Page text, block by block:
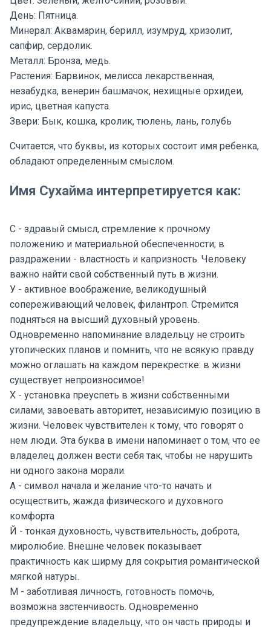
День: Пятница.
Минерал: Аквамарин, берилл, изумруд, хризолит,
сапфир, сердолик.
Металл: Бронза, медь.
Растения: Барвинок, мелисса лекарственная,
незабудка, венерин башмачок, нехищные орхидеи,
ирис, цветная капуста.
Звери: Бык, кошка, кролик, тюлень, лань, голубь
Считается, что буквы, из которых состоит имя ребенка,
обладают определенным смыслом.
Имя Сухайма интерпретируется как:
С - здравый смысл, стремление к прочному
положению и материальной обеспеченности; в
раздражении - властность и капризность. Человеку
важно найти свой собственный путь в жизни.
У - активное воображение, великодушный
сопереживающий человек, филантроп. Стремится
подняться на высший духовный уровень.
Одновременно напоминание владельцу не строить
утопических планов и помнить, что не всякую правду
можно оглашать на каждом перекрестке: в жизни
существует непроизносимое!
Х - установка преуспеть в жизни собственными
силами, завоевать авторитет, независимую позицию в
жизни. Человек чувствителен к тому, что говорят о
нем люди. Эта буква в имени напоминает о том, что ее
владелец должен вести себя так, чтобы не нарушить
ни одного закона морали.
А - символ начала и желание что-то начать и
осуществить, жажда физического и духовного
комфорта
Й - тонкая духовность, чувствительность, доброта,
миролюбие. Внешне человек показывает
практичность как ширму для сокрытия романтической
мягкой натуры.
М - заботливая личность, готовность помочь,
возможна застенчивость. Одновременно
предупреждение владельцу, что он часть природы и